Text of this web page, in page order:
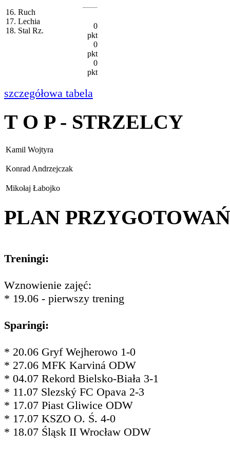
16. Ruch
17. Lechia
18. Stal Rz.
0
pkt
0
pkt
0
pkt
szczegółowa tabela
T O P - STRZELCY
Kamil Wojtyra
Konrad Andrzejczak
Mikołaj Łabojko
PLAN PRZYGOTOWAŃ
Treningi:
Wznowienie zajęć:
* 19.06 - pierwszy trening
Sparingi:
* 20.06 Gryf Wejherowo 1-0
* 27.06 MFK Karviná ODW
* 04.07 Rekord Bielsko-Biała 3-1
* 11.07 Slezský FC Opava 2-3
* 17.07 Piast Gliwice ODW
* 17.07 KSZO O. Ś. 4-0
* 18.07 Śląsk II Wrocław ODW